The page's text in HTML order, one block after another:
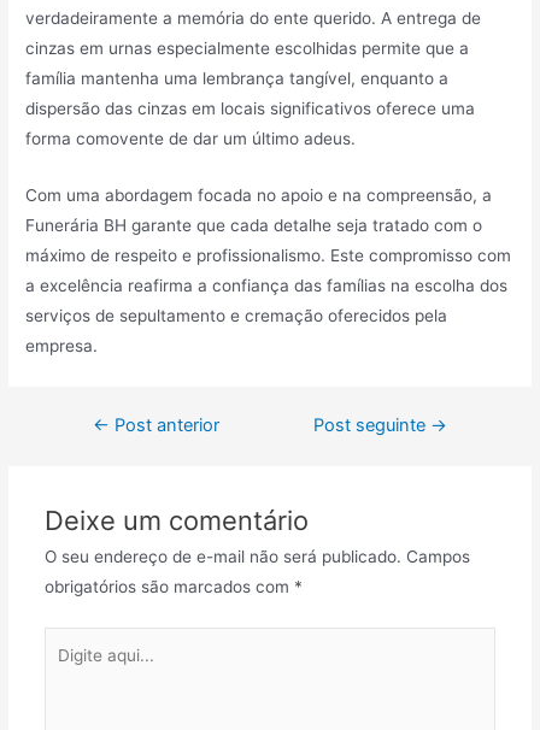
verdadeiramente a memória do ente querido. A entrega de
cinzas em urnas especialmente escolhidas permite que a
família mantenha uma lembrança tangível, enquanto a
dispersão das cinzas em locais significativos oferece uma
forma comovente de dar um último adeus.
Com uma abordagem focada no apoio e na compreensão, a
Funerária BH garante que cada detalhe seja tratado com o
máximo de respeito e profissionalismo. Este compromisso com
a excelência reafirma a confiança das famílias na escolha dos
serviços de sepultamento e cremação oferecidos pela
empresa.
Navegação
← Post anterior Post seguinte →
Deixe um comentário
O seu endereço de e-mail não será publicado. Campos
obrigatórios são marcados com *
aqui...